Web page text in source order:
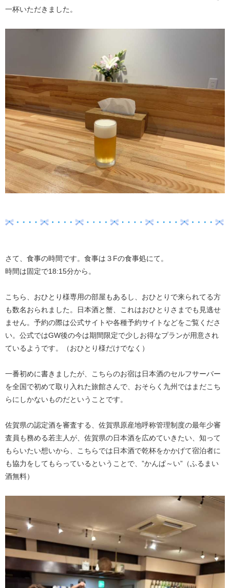
一杯いただきました。
さて、食事の時間です。食事は３Fの食事処にて。
時間は固定で18:15分から。
こちら、おひとり様専用の部屋もあるし、おひとりで来られてる方
も数名おられました。日本酒と蟹、これはおひとりさまでも見逃せ
ません。予約の際は公式サイトや各種予約サイトなどをご覧くださ
い。公式ではGW後の今は期間限定で少しお得なプランが用意され
ているようです。（おひとり様だけでなく）
一番初めに書きましたが、こちらのお宿は日本酒のセルフサーバー
を全国で初めて取り入れた旅館さんで、おそらく九州ではまだこち
らにしかないものだということです。
佐賀県の認定酒を審査する、佐賀県原産地呼称管理制度の最年少審
査員も務める若主人が、佐賀県の日本酒を広めていきたい、知って
もらいたい想いから、こちらでは日本酒で乾杯をかかげて宿泊者に
も協力をしてもらっているということで、”かんぱ～い”（ふるまい
酒無料）